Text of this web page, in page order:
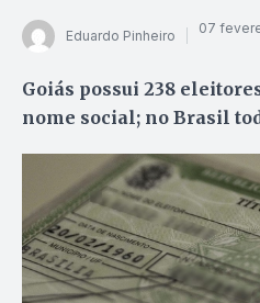
Eduardo Pinheiro 07
Goiás possui 238
nome social; no Brasil